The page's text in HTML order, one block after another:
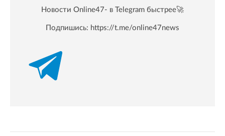
Новости Online47- в Telegram быстрее🚀
Подпишись: https://t.me/online47news